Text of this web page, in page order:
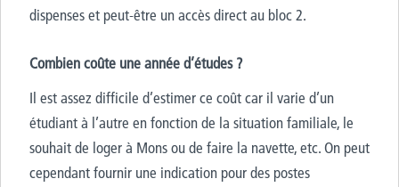
dispenses et peut-être un accès direct au bloc 2.
Combien coûte une année d’études ?
Il est assez difficile d’estimer ce coût car il varie d’un
étudiant à l’autre en fonction de la situation familiale, le
souhait de loger à Mons ou de faire la navette, etc. On peut
cependant fournir une indication pour des postes